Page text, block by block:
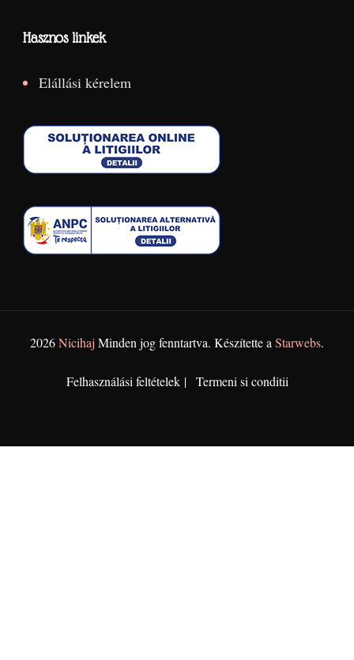
Hasznos linkek
Elállási kérelem
2026Nicihaj Minden jog fenntartva. Készítette aStarwebs.
Felhasználási feltételek Termeni si conditii